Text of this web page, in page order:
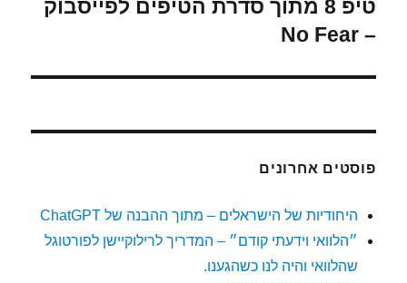
הפוסט
הבא:
טיפ 8 מתוך סדרת הטיפים לפייסבוק
– No Fear
פוסטים אחרונים
היחודיות של הישראלים – מתוך ההבנה של ChatGPT
״הלוואי וידעתי קודם״ – המדריך לרילוקיישן לפורטוגל
שהלוואי והיה לנו כשהגענו.